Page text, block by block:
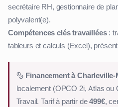
secrétaire RH, gestionnaire de
polyvalent(e).
Compétences clés travaillées:
tableurs et calculs (Excel),
Financement à Charleville-
localement (OPCO 2i, Atlas ou
Travail. Tarif à partir de499€,